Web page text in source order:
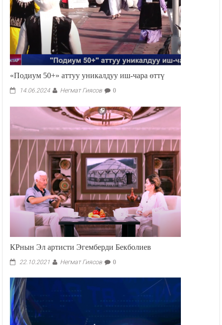
«Подиум 50+» аттуу уникалдуу иш-чара өттү
14.06.2024 Негмат Гиясов 0
КРнын Эл артисти Эгемберди Бекболиев
22.10.2021 Негмат Гиясов 0